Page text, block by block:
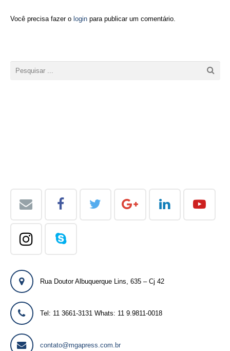
Você precisa fazer o loginpara publicar um comentário.
Rua Doutor Albuquerque Lins, 635 – Cj 42
Tel: 11 3661-3131 Whats: 11 9.9811-0018
contato@mgapress.com.br